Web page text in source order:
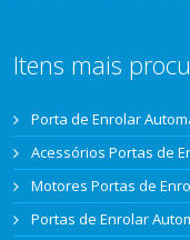
Itens mais
Porta de Enrolar
Acessórios Portas de
Motores Portas de
Portas de Enrolar